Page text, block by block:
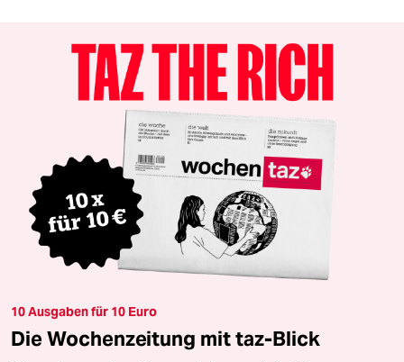
10 Ausgaben für 10 Euro
Die Wochenzeitung mit taz-Blick